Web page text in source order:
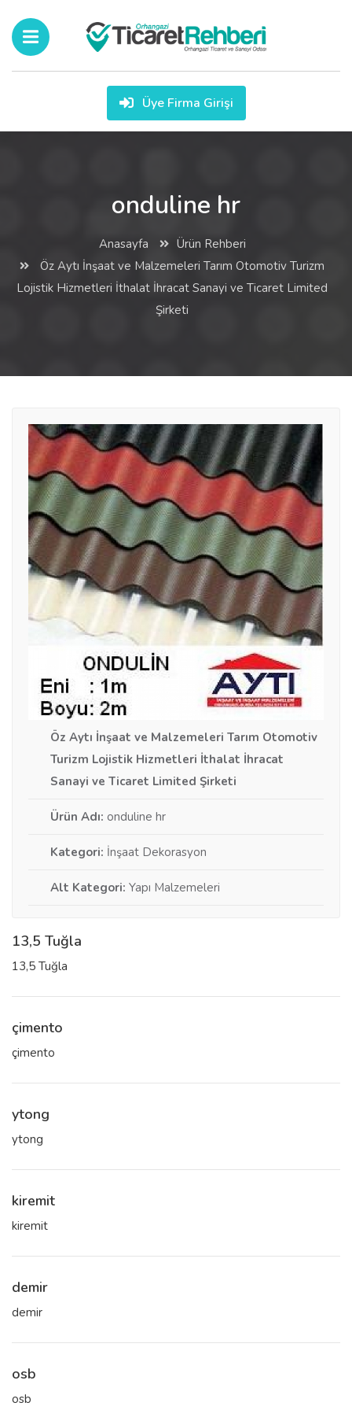
Üye Firma Girişi
onduline hr
Anasayfa
Ürün Rehberi
Öz Aytı İnşaat ve Malzemeleri Tarım Otomotiv Turizm
Lojistik Hizmetleri İthalat İhracat Sanayi ve Ticaret Limited
Şirketi
Öz Aytı İnşaat ve Malzemeleri Tarım Otomotiv
Turizm Lojistik Hizmetleri İthalat İhracat
Sanayi ve Ticaret Limited Şirketi
Ürün Adı: onduline hr
Kategori: İnşaat Dekorasyon
Alt Kategori: Yapı Malzemeleri
13,5 Tuğla
13,5 Tuğla
çimento
çimento
ytong
ytong
kiremit
kiremit
demir
demir
osb
osb